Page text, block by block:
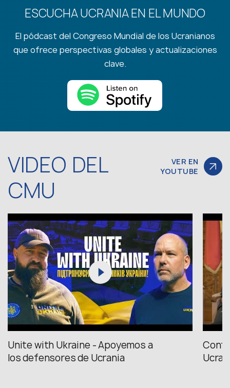
ESCUCHA UCRANIA EN EL MUNDO
El pódcast del Congreso Mundial de los Ucranianos
que ofrece perspectivas globales y actualizaciones
clave.
VIDEO DEL
CMU
VER EN
YOUTUBE
Unite with Ukraine - Apoyemos a
los defensores de Ucrania